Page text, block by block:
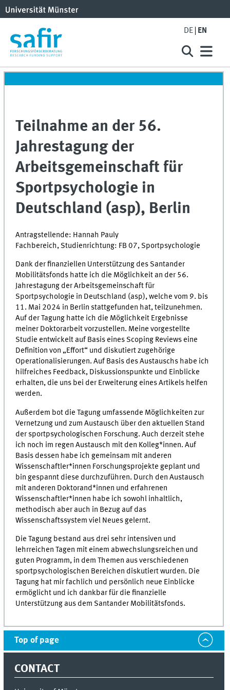
DE EN
Teilnahme an der 56.
Jahrestagung der
Arbeitsgemeinschaft für
Sportpsychologie in
Deutschland (asp), Berlin
Antragstellende: Hannah Pauly
Fachbereich, Studienrichtung: FB 07, Sportpsychologie
Dank der finanziellen Unterstützung des Santander
Mobilitätsfonds hatte ich die Möglichkeit an der 56.
Jahrestagung der Arbeitsgemeinschaft für
Sportpsychologie in Deutschland (asp), welche vom 9. bis
11. Mai 2024 in Berlin stattgefunden hat, teilzunehmen.
Auf der Tagung hatte ich die Möglichkeit Ergebnisse
meiner Doktorarbeit vorzustellen. Meine vorgestellte
Studie entwickelt auf Basis eines Scoping Reviews eine
Definition von „Effort“ und diskutiert zugehörige
Operationalisierungen. Auf Basis des Austauschs habe ich
hilfreiches Feedback, Diskussionspunkte und Einblicke
erhalten, die uns bei der Erweiterung eines Artikels helfen
werden.
Außerdem bot die Tagung umfassende Möglichkeiten zur
Vernetzung und zum Austausch über den aktuellen Stand
der sportpsychologischen Forschung. Auch derzeit stehe
ich noch im regen Austausch mit den Kolleg*innen. Auf
Basis dessen habe ich gemeinsam mit anderen
Wissenschaftler*innen Forschungsprojekte geplant und
bin gespannt diese durchzuführen. Durch den Austausch
mit anderen Doktorand*innen und erfahrenen
Wissenschaftler*innen habe ich sowohl inhaltlich,
methodisch aber auch in Bezug auf das
Wissenschaftssystem viel Neues gelernt.
Die Tagung bestand aus drei sehr intensiven und
lehrreichen Tagen mit einem abwechslungsreichen und
guten Programm, in dem Themen aus verschiedenen
sportpsychologischen Bereichen diskutiert wurden. Die
Tagung hat mir fachlich und persönlich neue Einblicke
ermöglicht und ich dankbar für die finanzielle
Unterstützung aus dem Santander Mobilitätsfonds.
Top of page
CONTACT